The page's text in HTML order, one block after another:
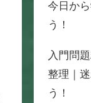
今日か
う！
入門問
整理｜
う！